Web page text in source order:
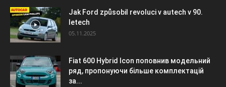
Jak Ford způsobil revoluci v autech v 90.
letech
05.11.2025
Fiat 600 Hybrid Icon поповнив модельний
ряд, пропонуючи більше комплектацій
за...